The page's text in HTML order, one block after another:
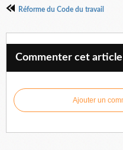
Réforme du Code du travail
Commenter cet article
Ajouter un